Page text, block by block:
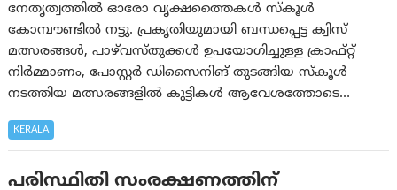
നേതൃത്വത്തിൽ ഓരോ വൃക്ഷത്തൈകൾ സ്കൂൾ
കോമ്പൗണ്ടിൽ നട്ടു. പ്രകൃതിയുമായി ബന്ധപ്പെട്ട ക്വിസ്
മത്സരങ്ങൾ, പാഴ്‌വസ്തുക്കൾ ഉപയോഗിച്ചുള്ള ക്രാഫ്റ്റ്
നിർമ്മാണം, പോസ്റ്റർ ഡിസൈനിങ് തുടങ്ങിയ സ്കൂൾ
നടത്തിയ മത്സരങ്ങളിൽ കുട്ടികൾ ആവേശത്തോടെ…
KERALA
പരിസ്ഥിതി സംരക്ഷണത്തിന്